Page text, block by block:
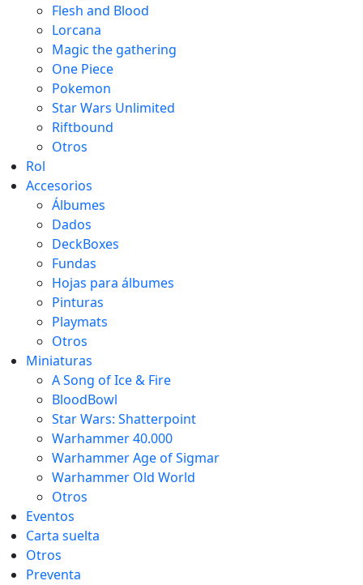
Flesh and Blood
Lorcana
Magic the gathering
One Piece
Pokemon
Star Wars Unlimited
Riftbound
Otros
Rol
Accesorios
Álbumes
Dados
DeckBoxes
Fundas
Hojas para álbumes
Pinturas
Playmats
Otros
Miniaturas
A Song of Ice & Fire
BloodBowl
Star Wars: Shatterpoint
Warhammer 40.000
Warhammer Age of Sigmar
Warhammer Old World
Otros
Eventos
Carta suelta
Otros
Preventa